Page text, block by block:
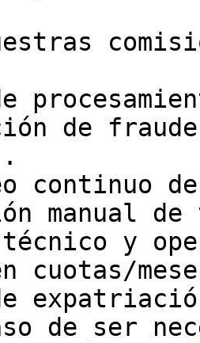
de
continuo
manual de
y
cuotas/
de ser